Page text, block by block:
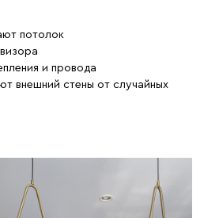
потолок
и провода
внешний стены от случайных